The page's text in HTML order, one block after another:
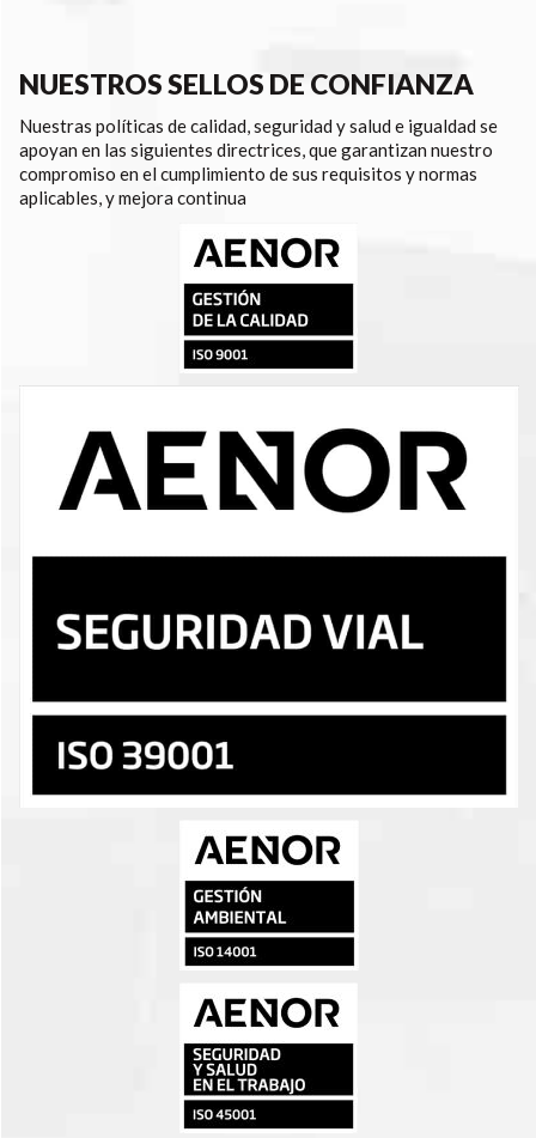
NUESTROS SELLOS DE CONFIANZA
Nuestras políticas de calidad, seguridad y salud e igualdad se
apoyan en las siguientes directrices, que garantizan nuestro
compromiso en el cumplimiento de sus requisitos y normas
aplicables, y mejora continua